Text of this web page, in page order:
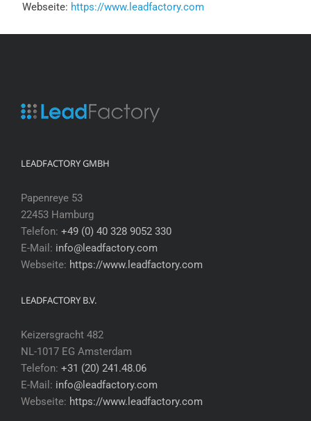
Webseite: https://www.leadfactory.com
LEADFACTORY GMBH
Papenreye 53
22453 Hamburg
Telefon: +49 (0) 40 328 9052 330
E-Mail: info@leadfactory.com
Webseite: https://www.leadfactory.com
LEADFACTORY B.V.
Keizersgracht 482
NL-1017 EG Amsterdam
Telefon: +31 (20) 241.48.06
E-Mail: info@leadfactory.com
Webseite: https://www.leadfactory.com